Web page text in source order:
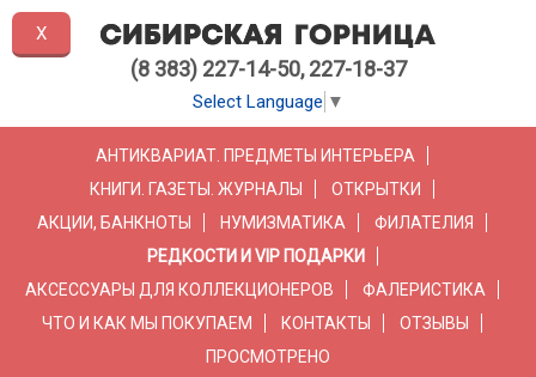
(8 383) 227-14-50, 227-18-37
Select Language ▼
АНТИКВАРИАТ. ПРЕДМЕТЫ ИНТЕРЬЕРА
КНИГИ. ГАЗЕТЫ. ЖУРНАЛЫ
ОТКРЫТКИ
АКЦИИ, БАНКНОТЫ
НУМИЗМАТИКА
ФИЛАТЕЛИЯ
РЕДКОСТИ И VIP ПОДАРКИ
АКСЕССУАРЫ ДЛЯ КОЛЛЕКЦИОНЕРОВ
ФАЛЕРИСТИКА
ЧТО И КАК МЫ ПОКУПАЕМ
КОНТАКТЫ
ОТЗЫВЫ
ПРОСМОТРЕНО
X